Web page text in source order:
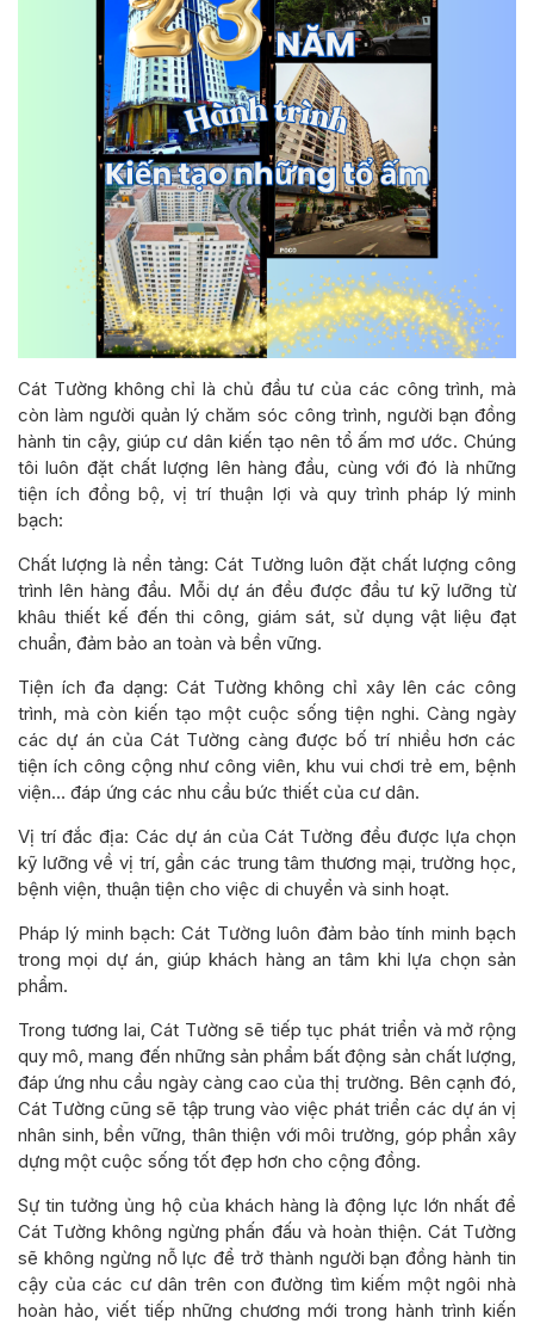
Cát Tường không chỉ là chủ đầu tư của các công trình, mà
còn làm người quản lý chăm sóc công trình, người bạn đồng
hành tin cậy, giúp cư dân kiến tạo nên tổ ấm mơ ước. Chúng
tôi luôn đặt chất lượng lên hàng đầu, cùng với đó là những
tiện ích đồng bộ, vị trí thuận lợi và quy trình pháp lý minh
bạch:
Chất lượng là nền tảng: Cát Tường luôn đặt chất lượng công
trình lên hàng đầu. Mỗi dự án đều được đầu tư kỹ lưỡng từ
khâu thiết kế đến thi công, giám sát, sử dụng vật liệu đạt
chuẩn, đảm bảo an toàn và bền vững.
Tiện ích đa dạng: Cát Tường không chỉ xây lên các công
trình, mà còn kiến tạo một cuộc sống tiện nghi. Càng ngày
các dự án của Cát Tường càng được bố trí nhiều hơn các
tiện ích công cộng như công viên, khu vui chơi trẻ em, bệnh
viện… đáp ứng các nhu cầu bức thiết của cư dân.
Vị trí đắc địa: Các dự án của Cát Tường đều được lựa chọn
kỹ lưỡng về vị trí, gần các trung tâm thương mại, trường học,
bệnh viện, thuận tiện cho việc di chuyển và sinh hoạt.
Pháp lý minh bạch: Cát Tường luôn đảm bảo tính minh bạch
trong mọi dự án, giúp khách hàng an tâm khi lựa chọn sản
phẩm.
Trong tương lai, Cát Tường sẽ tiếp tục phát triển và mở rộng
quy mô, mang đến những sản phẩm bất động sản chất lượng,
đáp ứng nhu cầu ngày càng cao của thị trường. Bên cạnh đó,
Cát Tường cũng sẽ tập trung vào việc phát triển các dự án vị
nhân sinh, bền vững, thân thiện với môi trường, góp phần xây
dựng một cuộc sống tốt đẹp hơn cho cộng đồng.
Sự tin tưởng ủng hộ của khách hàng là động lực lớn nhất để
Cát Tường không ngừng phấn đấu và hoàn thiện. Cát Tường
sẽ không ngừng nỗ lực để trở thành người bạn đồng hành tin
cậy của các cư dân trên con đường tìm kiếm một ngôi nhà
hoàn hảo, viết tiếp những chương mới trong hành trình kiến